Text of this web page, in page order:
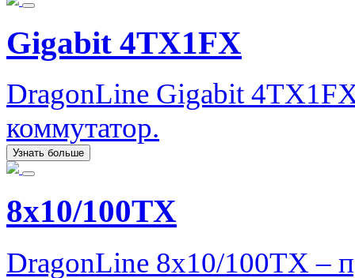
Gigabit 4TX1FX
DragonLine Gigabit
коммутатор.
Узнать больше
8x10/100TX
DragonLine 8x10/100TX –